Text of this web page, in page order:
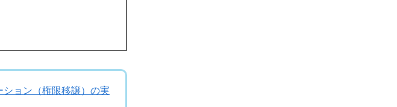
ョン（権限移譲）の実